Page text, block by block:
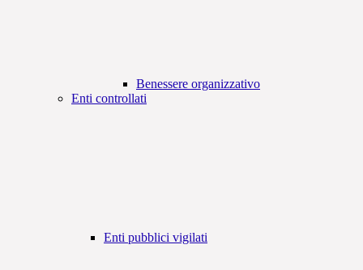
Benessere organizzativo
Enti controllati
Enti pubblici vigilati